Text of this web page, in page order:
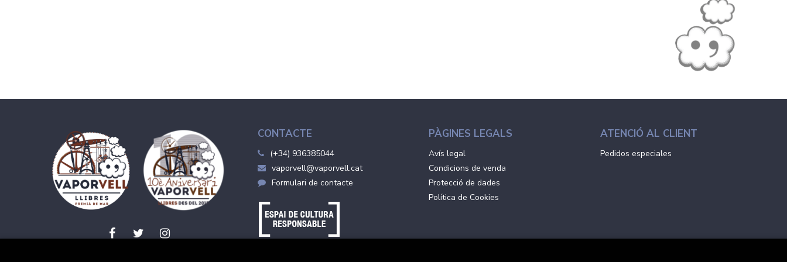
CONTACTE
(+34) 936385044
vaporvell@vaporvell.cat
Formulari de contacte
PÀGINES LEGALS
Avís legal
Condicions de venda
Protecció de dades
Política de Cookies
ATENCIÓ AL CLIENT
Pedidos especiales